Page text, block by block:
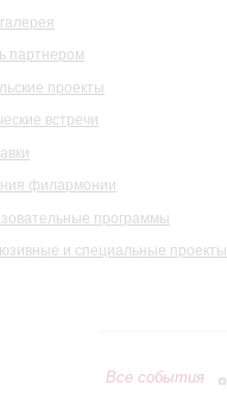
партнером
проекты
встречи
филармонии
программы
и специальные проекты
Все события